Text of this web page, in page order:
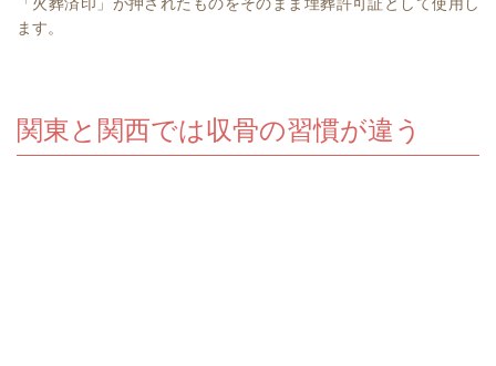
「火葬済印」が押されたものをそのまま埋葬許可証として使用し
ます。
関東と関西では収骨の習慣が違う